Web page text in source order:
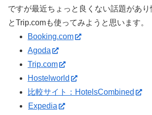
ですが最近ちょっと良くない話題があ
とTrip.comも使ってみようと思います。
Booking.com
Agoda
Trip.com
Hostelworld
比較サイト：HotelsCombined
Expedia